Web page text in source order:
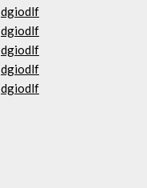
dgiodlf
dgiodlf
dgiodlf
dgiodlf
dgiodlf